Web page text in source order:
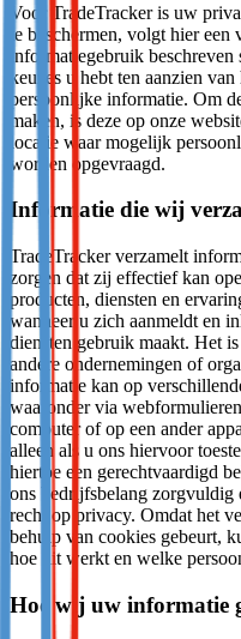
Voor TradeTracker is uw
te beschermen, volgt hier
informatiegebruik
keuzes u hebt ten aanzien
persoonlijke informatie. Om
maken, is deze op onze
locatie waar mogelijk
worden opgevraagd.
Informatie die wij
TradeTracker verzamelt
zorgen dat zij effectief kan
producten, diensten en
wanneer u zich aanmeldt en
diensten gebruik maakt. Het
andere ondernemingen of
informatie kan op
waaronder via
computer of op een ander
alleen als u ons hiervoor
hiertoe een gerechtvaardigd
ons bedrijfsbelang zorgvuldig
recht op privacy. Omdat het
behulp van cookies gebeurt,
hoe dit werkt en welke
Hoe wij uw informatie